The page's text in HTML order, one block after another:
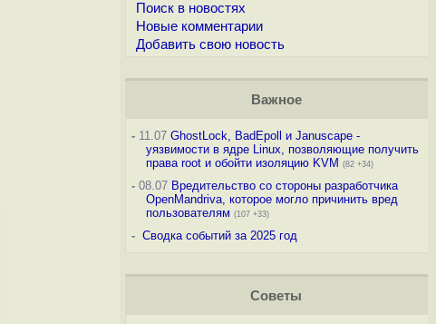
Поиск в новостях
Новые комментарии
Добавить свою новость
Важное
-11.07 GhostLock, BadEpoll и Januscape -
уязвимости в ядре Linux, позволяющие получить
права root и обойти изоляцию KVM (82 +34)
-08.07 Вредительство со стороны разработчика
OpenMandriva, которое могло причинить вред
пользователям (107 +33)
- Сводка событий за 2025 год
Советы